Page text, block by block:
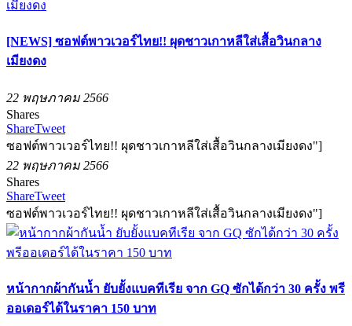
[NEWS] ซอฟต์พาวเวอร์ไทย!! ผุดชาวเกาหลีใส่เสื้อวินกลาง
เมียงดง
22 พฤษภาคม 2566
Shares
ShareTweet
ซอฟต์พาวเวอร์ไทย!! ผุดชาวเกาหลีใส่เสื้อวินกลางเมียงดง"]
22 พฤษภาคม 2566
Shares
ShareTweet
ซอฟต์พาวเวอร์ไทย!! ผุดชาวเกาหลีใส่เสื้อวินกลางเมียงดง"]
หน้ากากผ้ากันน้ำ ยับยั้งแบคทีเรีย จาก GQ ซักได้กว่า 30 ครั้ง พรี
ออเดอร์ได้ในราคา 150 บาท